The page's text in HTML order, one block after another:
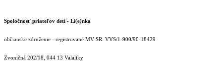
Spoločnosť priateľov detí - Li(e)nka
občianske združenie - registrované MV SR: VVS/1-900/90-18429
Zvoničná 202/18, 044 13 Valaliky